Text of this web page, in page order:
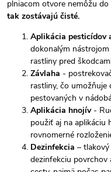
plniacom otvore nemôžu
tak zostávajú čisté.
Aplikácia pesticídov
dokonalým
rastliny pred
Závlaha -
rastliny, čo umožňuje
pestovaných v
Aplikácia hnojív-
použiť aj na aplikáciu
rovnomerné
Dezinfekcia –
dezinfekciu povrchov